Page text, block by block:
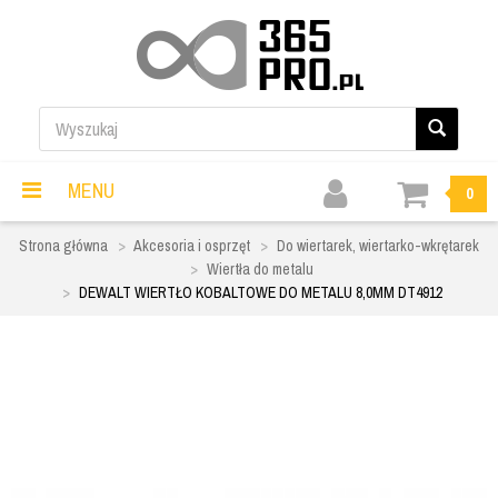
MENU 0
Strona główna Akcesoria i osprzęt
Do wiertarek, wiertarko-wkrętarek
Wiertła do metalu
DEWALT WIERTŁO KOBALTOWE DO METALU 8,0MM DT4912